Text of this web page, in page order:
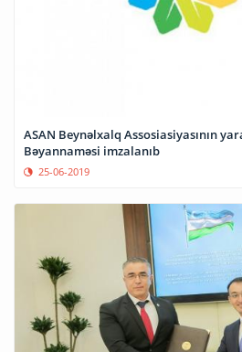
ASAN Beynəlxalq Assosiasiyasının
Bəyannaməsi imzalanıb
25-06-2019